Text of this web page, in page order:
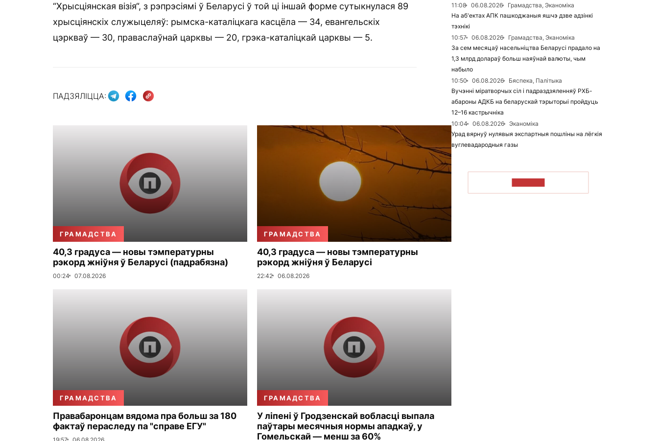
“Хрысціянская візія“, з рэпрэсіямі ў Беларусі ў той ці іншай форме сутыкнулася 89
хрысціянскіх служыцеляў: рымска-каталіцкага касцёла — 34, евангельскіх
цэркваў — 30, праваслаўнай царквы — 20, грэка-каталіцкай царквы — 5.
ПАДЗЯЛІЦЦА:
ГРАМАДСТВА
40,3 градуса — новы тэмпературны
рэкорд жніўня ў Беларусі (падрабязна)
00:24 07.08.2026
ГРАМАДСТВА
40,3 градуса — новы тэмпературны
рэкорд жніўня ў Беларусі
22:42 06.08.2026
ГРАМАДСТВА
Правабаронцам вядома пра больш за 180
фактаў пераследу па "справе ЕГУ"
ГРАМАДСТВА
У ліпені ў Гродзенскай вобласці выпала
паўтары месячныя нормы ападкаў, у
Гомельскай — менш за 60%
11:08
06.08.2026
Грамадства, Эканоміка
На аб'ектах АПК пашкоджаныя яшчэ дзве адзінкі
тэхнікі
10:57
06.08.2026
Грамадства, Эканоміка
За сем месяцаў насельніцтва Беларусі прадало на
1,3 млрд долараў больш наяўнай валюты, чым
набыло
10:50
06.08.2026
Бяспека, Палітыка
Вучэнні міратворчых сіл і падраздзяленняў РХБ-
абароны АДКБ на беларускай тэрыторыі пройдуць
12–16 кастрычніка
10:04
06.08.2026
Эканоміка
Урад вярнуў нулявыя экспартныя пошліны на лёгкія
вуглевадародныя газы